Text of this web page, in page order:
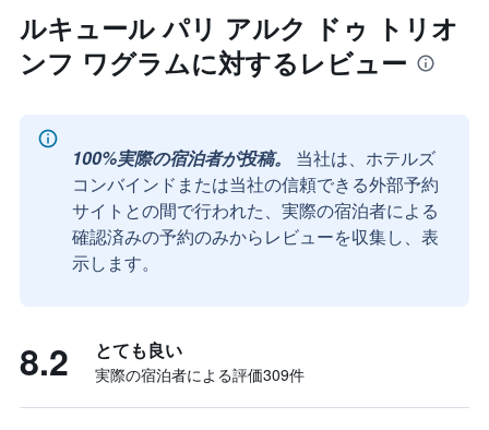
ルキュール パリ アルク ドゥ トリオ
ンフ ワグラムに対するレビュー
100%実際の宿泊者が投稿。
当社は、ホテルズ
コンバインドまたは当社の信頼できる外部予約
サイトとの間で行われた、実際の宿泊者による
確認済みの予約のみからレビューを収集し、表
示します。
8.2 とても良い
実際の宿泊者による評価309​件